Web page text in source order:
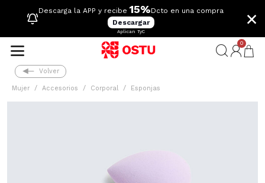
Descarga la APP y recibe 15%Dcto en una compra
Descargar
Aplican TyC
×
0
Volver
Mujer Accesorios Corporal Esponjas